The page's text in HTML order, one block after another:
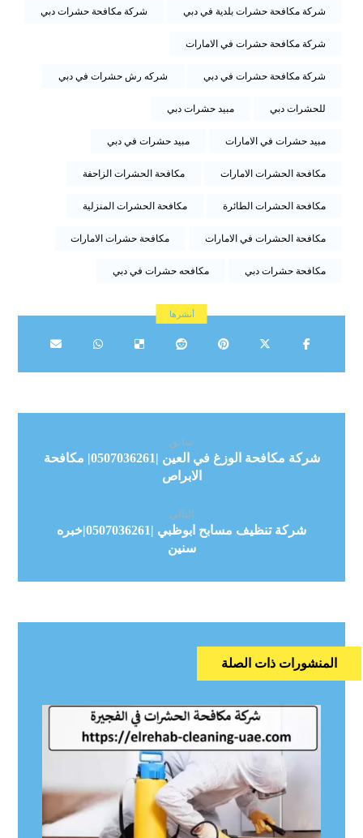
شركة مكافحة حشرات بلدية في دبي شركة مكافحة حشرات دبي
شركة مكافحة حشرات في الامارات
شركة مكافحة حشرات في دبي شركه رش حشرات في دبي
للحشرات دبي مبيد حشرات دبي
مبيد حشرات في الامارات مبيد حشرات في دبي
مكافحة الحشرات الامارات مكافحة الحشرات الزاحفة
مكافحة الحشرات الطائرة مكافحة الحشرات المنزلية
مكافحة الحشرات في الامارات مكافحة حشرات الامارات
مكافحة حشرات دبي مكافحه حشرات في دبي
سابق
شركة مكافحة الوزغ في العين |0507036261| مكافحة
الابراص
التالي
شركة تنظيف مسابح ابوظبي |0507036261|خبره
سنين
المنشورات ذات الصلة